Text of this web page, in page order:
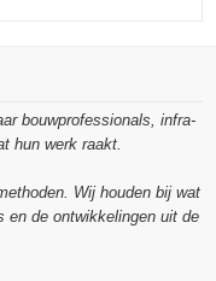
bouwprofessionals, infra-
hun werk raakt.
Wij houden bij wat
en de ontwikkelingen uit de